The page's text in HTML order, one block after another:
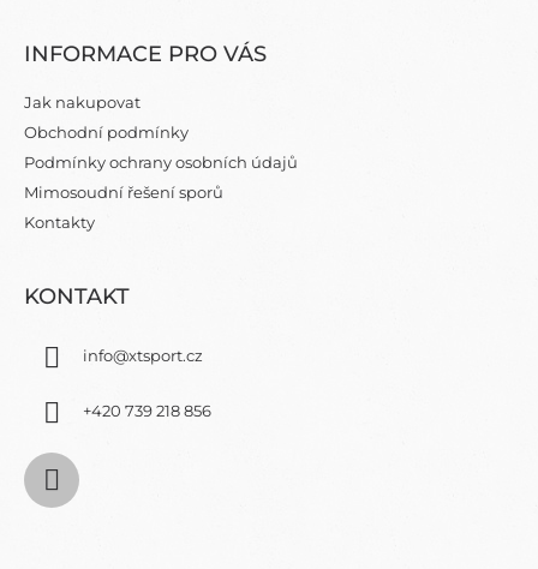
INFORMACE PRO VÁS
Jak nakupovat
Obchodní podmínky
Podmínky ochrany osobních údajů
Mimosoudní řešení sporů
Kontakty
KONTAKT
info@xtsport.cz
+420 739 218 856